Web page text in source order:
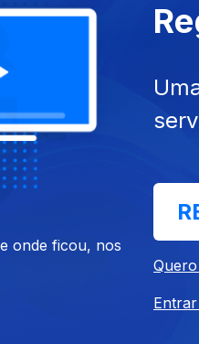
serem mais altas e como se
como Kitchen Dates,
kit de emergência e convida
onde ficou, nos